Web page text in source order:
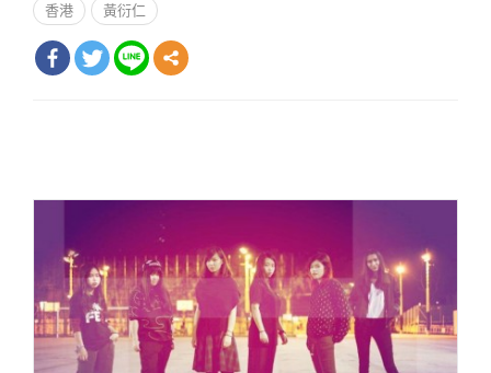
香港 黃衍仁